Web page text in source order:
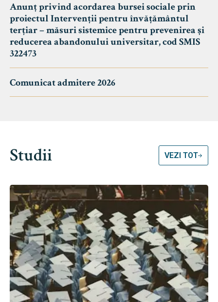
Anunț privind acordarea bursei sociale prin
proiectul Intervenții pentru învățământul
terțiar – măsuri sistemice pentru prevenirea și
reducerea abandonului universitar, cod SMIS
322473
Comunicat admitere 2026
Studii VEZI TOT